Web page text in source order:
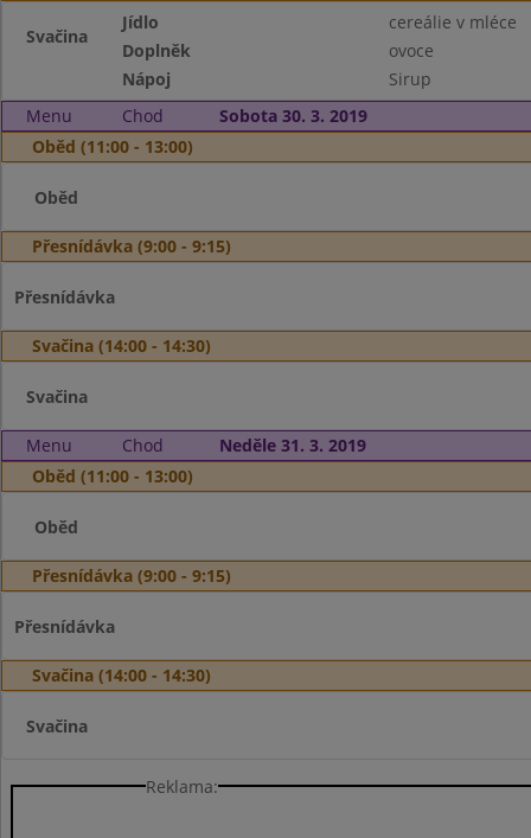
Svačina
Jídlo
cereálie v mléce
Doplněk
ovoce
Nápoj
Sirup
Menu
Chod
Sobota 30. 3. 2019
Oběd (11:00 - 13:00)
Oběd
Přesnídávka (9:00 - 9:15)
Přesnídávka
Svačina (14:00 - 14:30)
Svačina
Menu Chod
Neděle 31. 3. 2019
Oběd (11:00 - 13:00)
Oběd
Přesnídávka (9:00 - 9:15)
Přesnídávka
Svačina (14:00 - 14:30)
Svačina
Reklama: